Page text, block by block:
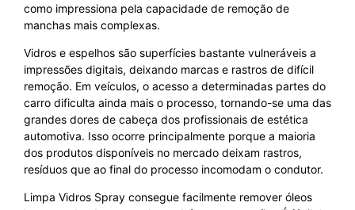
como impressiona pela capacidade de remoção de
manchas mais complexas.
Vidros e espelhos são superfícies bastante vulneráveis a
impressões digitais, deixando marcas e rastros de difícil
remoção. Em veículos, o acesso a determinadas partes do
carro dificulta ainda mais o processo, tornando-se uma das
grandes dores de cabeça dos profissionais de estética
automotiva. Isso ocorre principalmente porque a maioria
dos produtos disponíveis no mercado deixam rastros,
resíduos que ao final do processo incomodam o condutor.
Limpa Vidros Spray consegue facilmente remover óleos